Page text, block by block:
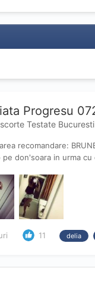
Progresu
Testate Bucuresti
recomandare:
don'soara in urma
11 delia